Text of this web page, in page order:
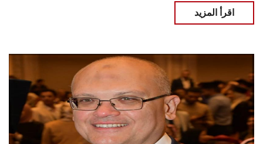
اقرأ المزيد